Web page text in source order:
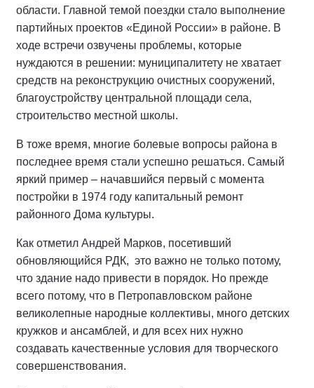
области. Главной темой поездки стало выполнение
партийных проектов «Единой России» в районе. В
ходе встречи озвучены проблемы, которые
нуждаются в решении: муниципалитету не хватает
средств на реконструкцию очистных сооружений,
благоустройству центральной площади села,
строительство местной школы.
В тоже время, многие болевые вопросы района в
последнее время стали успешно решаться. Самый
яркий пример – начавшийся первый с момента
постройки в 1974 году капитальный ремонт
районного Дома культуры.
Как отметил Андрей Марков, посетивший
обновляющийся РДК, это важно не только потому,
что здание надо привести в порядок. Но прежде
всего потому, что в Петропавловском районе
великолепные народные коллективы, много детских
кружков и ансамблей, и для всех них нужно
создавать качественные условия для творческого
совершенствования.